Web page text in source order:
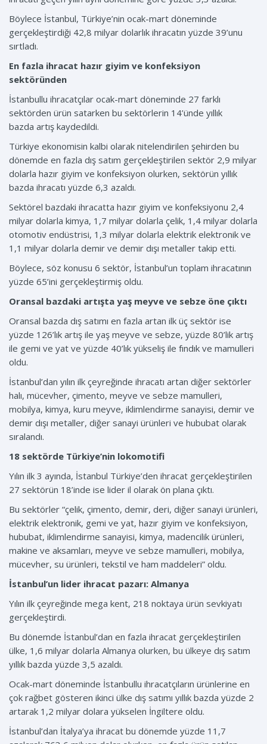
Böylece İstanbul, Türkiye’nin ocak-mart döneminde
gerçekleştirdiği 42,8 milyar dolarlık ihracatın yüzde 39’unu
sırtladı.
En fazla ihracat hazır giyim ve konfeksiyon
sektöründen
İstanbullu ihracatçılar ocak-mart döneminde 27 farklı
sektörden ürün satarken bu sektörlerin 14’ünde yıllık
bazda artış kaydedildi.
Türkiye ekonomisin kalbi olarak nitelendirilen şehirden bu
dönemde en fazla dış satım gerçekleştirilen sektör 2,9 milyar
dolarla hazır giyim ve konfeksiyon olurken, sektörün yıllık
bazda ihracatı yüzde 6,3 azaldı.
Sektörel bazdaki ihracatta hazır giyim ve konfeksiyonu 2,4
milyar dolarla kimya, 1,7 milyar dolarla çelik, 1,4 milyar dolarla
otomotiv endüstrisi, 1,3 milyar dolarla elektrik elektronik ve
1,1 milyar dolarla demir ve demir dışı metaller takip etti.
Böylece, söz konusu 6 sektör, İstanbul’un toplam ihracatının
yüzde 65’ini gerçekleştirmiş oldu.
Oransal bazdaki artışta yaş meyve ve sebze öne çıktı
Oransal bazda dış satımı en fazla artan ilk üç sektör ise
yüzde 126’lık artış ile yaş meyve ve sebze, yüzde 80’lik artış
ile gemi ve yat ve yüzde 40’lık yükseliş ile fındık ve mamulleri
oldu.
İstanbul’dan yılın ilk çeyreğinde ihracatı artan diğer sektörler
halı, mücevher, çimento, meyve ve sebze mamulleri,
mobilya, kimya, kuru meyve, iklimlendirme sanayisi, demir ve
demir dışı metaller, diğer sanayi ürünleri ve hububat olarak
sıralandı.
18 sektörde Türkiye’nin lokomotifi
Yılın ilk 3 ayında, İstanbul Türkiye’den ihracat gerçekleştirilen
27 sektörün 18’inde ise lider il olarak ön plana çıktı.
Bu sektörler “çelik, çimento, demir, deri, diğer sanayi ürünleri,
elektrik elektronik, gemi ve yat, hazır giyim ve konfeksiyon,
hububat, iklimlendirme sanayisi, kimya, madencilik ürünleri,
makine ve aksamları, meyve ve sebze mamulleri, mobilya,
mücevher, su ürünleri, tekstil ve ham maddeleri” oldu.
İstanbul’un lider ihracat pazarı: Almanya
Yılın ilk çeyreğinde mega kent, 218 noktaya ürün sevkiyatı
gerçekleştirdi.
Bu dönemde İstanbul’dan en fazla ihracat gerçekleştirilen
ülke, 1,6 milyar dolarla Almanya olurken, bu ülkeye dış satım
yıllık bazda yüzde 3,5 azaldı.
Ocak-mart döneminde İstanbullu ihracatçıların ürünlerine en
çok rağbet gösteren ikinci ülke dış satımı yıllık bazda yüzde 2
artarak 1,2 milyar dolara yükselen İngiltere oldu.
İstanbul’dan İtalya’ya ihracat bu dönemde yüzde 11,7